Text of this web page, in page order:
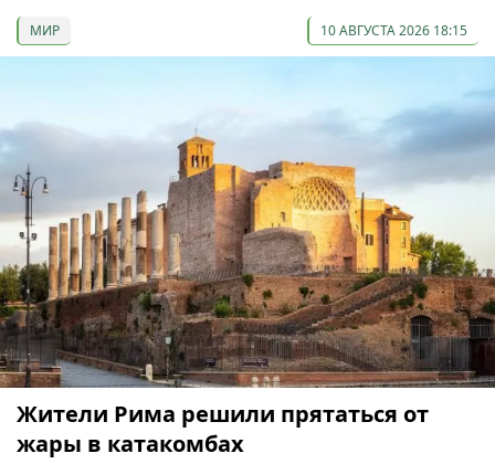
МИР 10 АВГУСТА 2026 18:15
Жители Рима решили прятаться от
жары в катакомбах